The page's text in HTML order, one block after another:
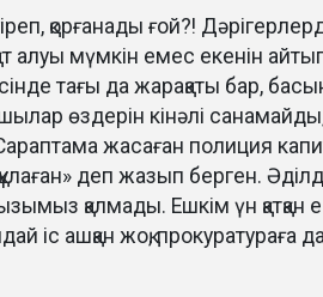
қорғанады ғой?!
алуы мүмкін емес екенін
тағы да жарақаты бар,
өздерін кінәлі
жасаған полиция
деп жазып берген.
қалмады. Ешкім үн қатқан
іс ашқан жоқ, прокуратураға